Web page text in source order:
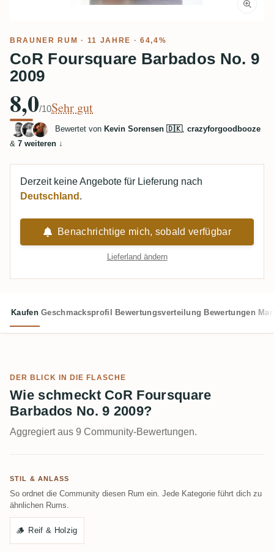
BRAUNER RUM · 11 JAHRE · 64,4%
CoR Foursquare Barbados No. 9
2009
8,0/10Sehr gut
Bewertet von Kevin Sorensen 🇩🇰, crazyforgoodbooze
& 7 weiteren ↓
Derzeit keine Angebote für Lieferung nach
Deutschland .
Benachrichtige mich, sobald verfügbar
Lieferland ändern
Kaufen Geschmacksprofil Bewertungsverteilung Bewertungen
DER BLICK IN DIE FLASCHE
Wie schmeckt CoR Foursquare
Barbados No. 9 2009?
Aggregiert aus 9 Community-Bewertungen.
STIL & ANLASS
So ordnet die Community diesen Rum ein. Jede Kategorie führt dich zu
ähnlichen Rums.
🪵 Reif & Holzig